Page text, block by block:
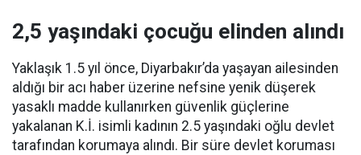
2,5 yaşındaki çocuğu elinden alındı
Yaklaşık 1.5 yıl önce, Diyarbakır’da yaşayan ailesinden
aldığı bir acı haber üzerine nefsine yenik düşerek
yasaklı madde kullanırken güvenlik güçlerine
yakalanan K.İ. isimli kadının 2.5 yaşındaki oğlu devlet
tarafından korumaya alındı. Bir süre devlet koruması